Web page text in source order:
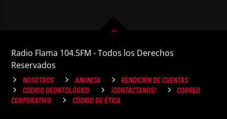
Radio Flama 104.5FM - Todos los Derechos
Reservados
NOSOTROS ANUNCIA
RENDICIÓN DE CUENTAS
CÓDIGO DEONTOLÓGICO
¡CONTÁCTANOS!
CORREO
CORPORATIVO
CÓDIGO DE ÉTICA